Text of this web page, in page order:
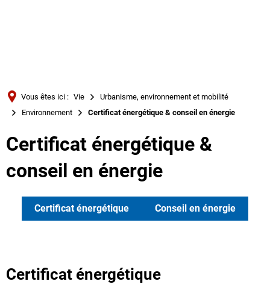
Русский
Deutsch
Vous êtes ici : Vie
Urbanisme, environnement et mobilité
Environnement
Certificat énergétique & conseil en énergie
Certificat énergétique &
conseil en énergie
Certificat énergétique Conseil en énergie
Certificat énergétique